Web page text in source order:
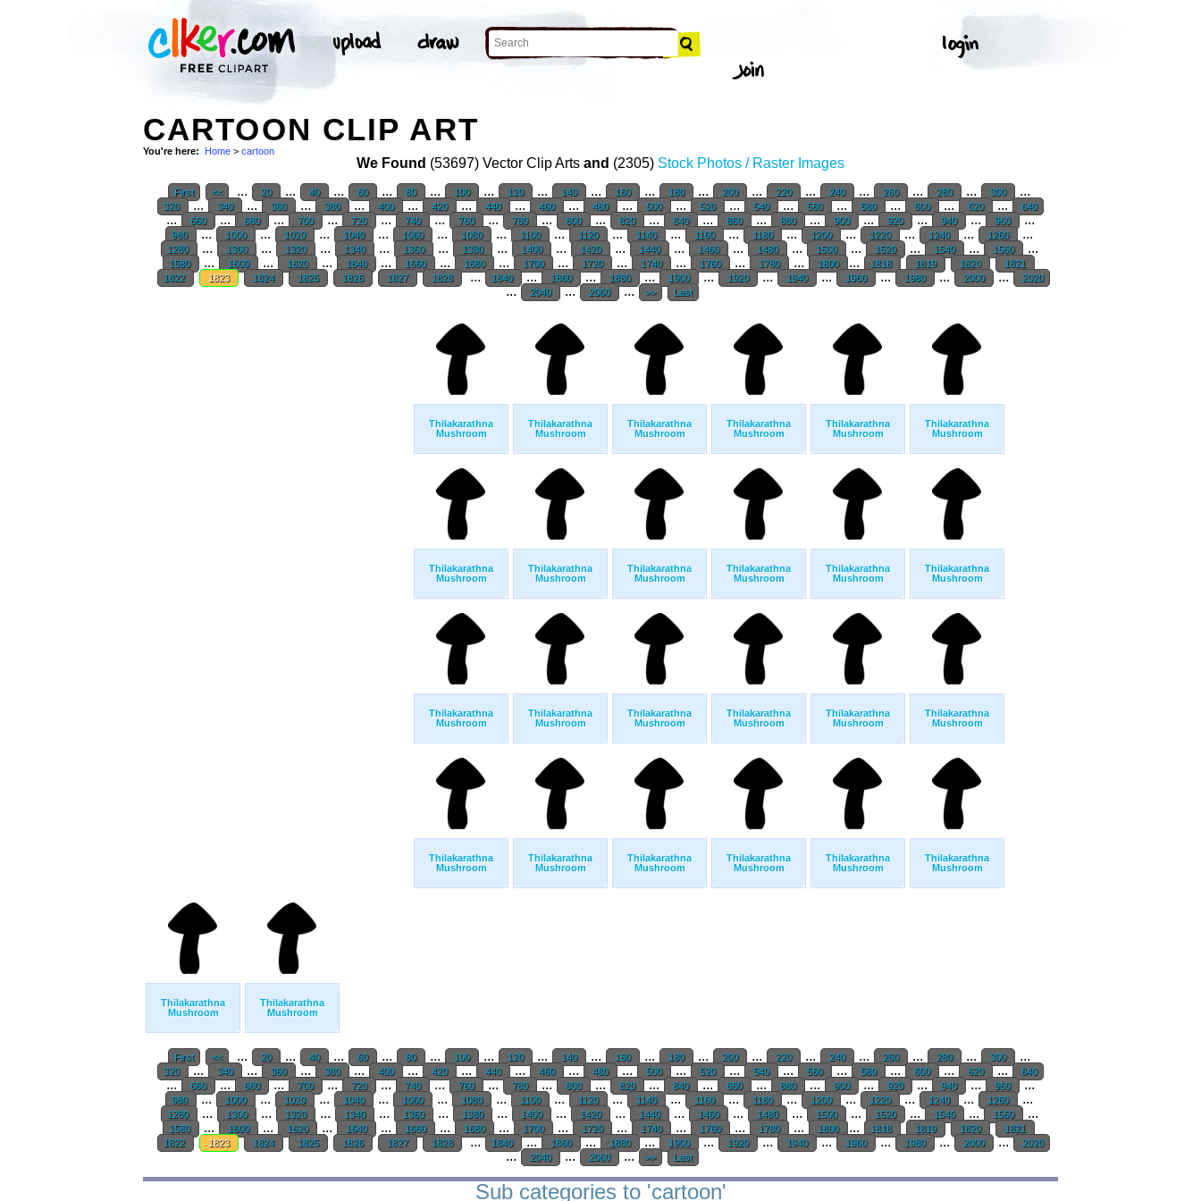
CARTOON CLIP ART
You're here: Home > cartoon
We Found (53697) Vector Clip Arts and (2305) Stock Photos / Raster Images
First << ... 20 ... 40 ... 60 ... 80 ... 100 ... 120 ... 140 ... 160 ... 180 ... 200 ... 220 ... 240 ... 260 ... 280 ... 300 ...
320 ... 340 ... 360 ... 380 ... 400 ... 420 ... 440 ... 460 ... 480 ... 500 ... 520 ... 540 ... 560 ... 580 ... 600 ... 620 ... 640
... 660 ... 680 ... 700 ... 720 ... 740 ... 760 ... 780 ... 800 ... 820 ... 840 ... 860 ... 880 ... 900 ... 920 ... 940 ... 960 ...
980 ... 1000 ... 1020 ... 1040 ... 1060 ... 1080 ... 1100 ... 1120 ... 1140 ... 1160 ... 1180 ... 1200 ... 1220 ... 1240 ... 1260 ...
1280 ... 1300 ... 1320 ... 1340 ... 1360 ... 1380 ... 1400 ... 1420 ... 1440 ... 1460 ... 1480 ... 1500 ... 1520 ... 1540 ... 1560 ...
1580 ... 1600 ... 1620 ... 1640 ... 1660 ... 1680 ... 1700 ... 1720 ... 1740 ... 1760 ... 1780 ... 1800 ... 1818 1819 1820
1821
1822
1823 1824 1825 1826 1827 1828 ... 1840 ... 1860 ... 1880 ... 1900 ... 1920 ... 1940 ... 1960 ... 1980 ... 2000 ... 2020
... 2040 ... 2060 ... >> Last
Thilakarathna
Mushroom
Thilakarathna
Mushroom
Thilakarathna
Mushroom
Thilakarathna
Mushroom
Thilakarathna
Mushroom
Thilakarathna
Mushroom
Thilakarathna
Mushroom
Thilakarathna
Mushroom
Thilakarathna
Mushroom
Thilakarathna
Mushroom
Thilakarathna
Mushroom
Thilakarathna
Mushroom
Thilakarathna
Mushroom
Thilakarathna
Mushroom
Thilakarathna
Mushroom
Thilakarathna
Mushroom
Thilakarathna
Mushroom
Thilakarathna
Mushroom
Thilakarathna
Mushroom
Thilakarathna
Mushroom
Thilakarathna
Mushroom
Thilakarathna
Mushroom
Thilakarathna
Mushroom
Thilakarathna
Mushroom
Thilakarathna
Mushroom
Thilakarathna
Mushroom
First << ... 20 ... 40 ... 60 ... 80 ... 100 ... 120 ... 140 ... 160 ... 180 ... 200 ... 220 ... 240 ... 260 ... 280 ... 300 ...
320 ... 340 ... 360 ... 380 ... 400 ... 420 ... 440 ... 460 ... 480 ... 500 ... 520 ... 540 ... 560 ... 580 ... 600 ... 620 ... 640
... 660 ... 680 ... 700 ... 720 ... 740 ... 760 ... 780 ... 800 ... 820 ... 840 ... 860 ... 880 ... 900 ... 920 ... 940 ... 960 ...
980 ... 1000 ... 1020 ... 1040 ... 1060 ... 1080 ... 1100 ... 1120 ... 1140 ... 1160 ... 1180 ... 1200 ... 1220 ... 1240 ... 1260 ...
1280 ... 1300 ... 1320 ... 1340 ... 1360 ... 1380 ... 1400 ... 1420 ... 1440 ... 1460 ... 1480 ... 1500 ... 1520 ... 1540 ... 1560 ...
1580 ... 1600 ... 1620 ... 1640 ... 1660 ... 1680 ... 1700 ... 1720 ... 1740 ... 1760 ... 1780 ... 1800 ... 1818 1819 1820
1821
1822
1823 1824 1825 1826 1827 1828 ... 1840 ... 1860 ... 1880 ... 1900 ... 1920 ... 1940 ... 1960 ... 1980 ... 2000 ... 2020
... 2040 ... 2060 ... >> Last
Sub categories to 'cartoon'